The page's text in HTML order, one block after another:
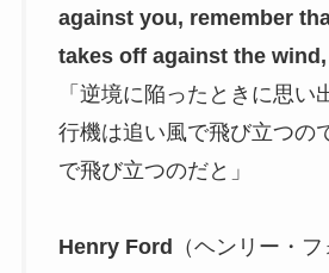
against you, remember
takes off against the
「逆境に陥ったときに思い
行機は追い風で飛び立つの
で飛び立つのだと」
Henry Ford （ヘンリー・フ